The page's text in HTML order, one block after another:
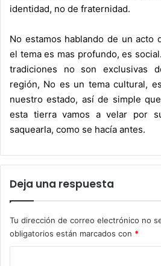
identidad, no de fraternidad.
No estamos hablando de un acto
el tema es mas profundo, es
tradiciones no son exclusivas
región, No es un tema cultural,
nuestro estado, así de simple
esta tierra vamos a velar por
saquearla, como se hacía antes.
Deja una respuesta
Tu dirección de correo electrónico no
obligatorios están marcados con *